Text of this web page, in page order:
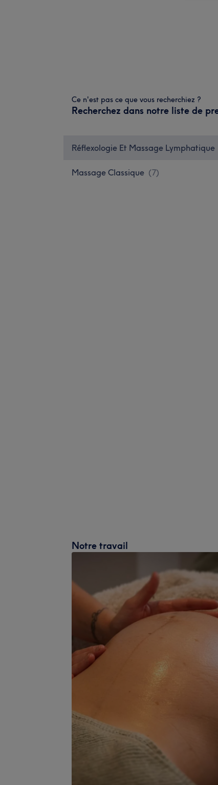
Ce n'est pas ce que vous recherchiez ?
Recherchez dans notre liste de
Réflexologie Et Massage Lymphatique
Massage Classique (7)
Notre travail